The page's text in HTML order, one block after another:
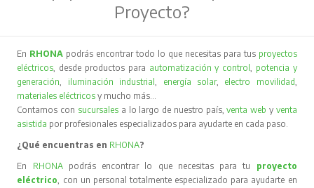
Proyecto?
En RHONA podrás encontrar todo lo que necesitas para tus proyectos
eléctricos , desde productos para automatización y control
potencia y
generación
iluminación industrial energía solar, electro movilidad
materiales eléctricos y mucho más…
Contamos con sucursales a lo largo de nuestro país,venta web y venta
asistida por profesionales especializados para ayudarte en cada paso.
¿Qué encuentras en RHONA?
En RHONA podrás encontrar lo que necesitas para tu proyecto
eléctrico , con un personal totalmente especializado para ayudarte en